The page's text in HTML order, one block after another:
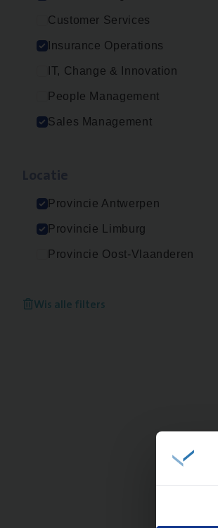
Customer Services
Insurance Operations
IT, Change & Innovation
People Management
Sales Management
Provincie Antwerpen
Provincie Limburg
Provincie Oost-Vlaanderen
Wis alle filters